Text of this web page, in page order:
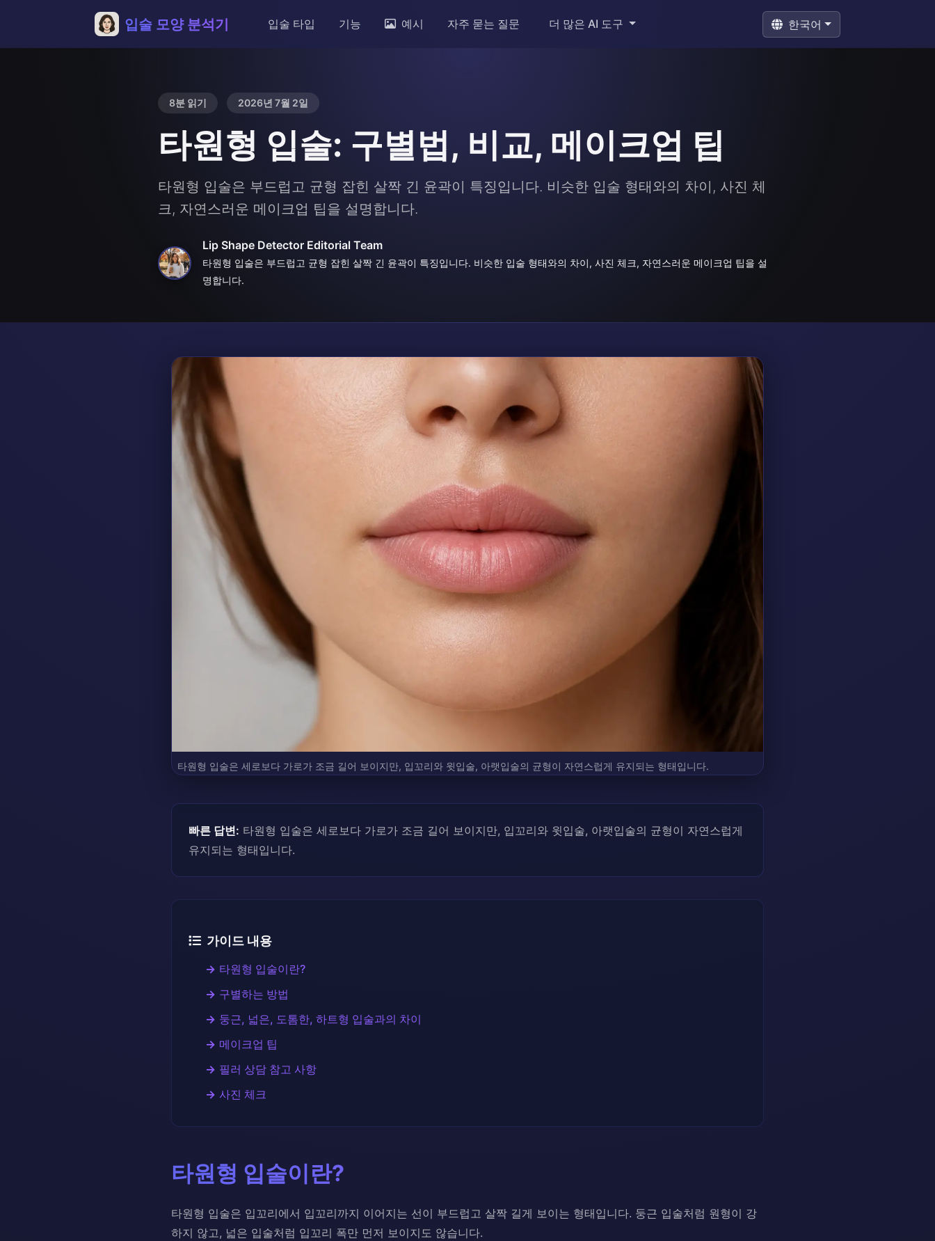
입술 모양 분석기 입술 타입 기능 예시 자주 묻는 질문 더 많은 AI 도구 한국어
8분 읽기 2026년 7월 2일
타원형 입술: 구별법, 비교, 메이크업 팁
타원형 입술은 부드럽고 균형 잡힌 살짝 긴 윤곽이 특징입니다. 비슷한 입술 형태와의 차이, 사진 체
크, 자연스러운 메이크업 팁을 설명합니다.
Lip Shape Detector Editorial Team
타원형 입술은 부드럽고 균형 잡힌 살짝 긴 윤곽이 특징입니다. 비슷한 입술 형태와의 차이, 사진 체크, 자연스러운 메이크업 팁을 설
명합니다.
타원형 입술은 세로보다 가로가 조금 길어 보이지만, 입꼬리와 윗입술, 아랫입술의 균형이 자연스럽게 유지되는 형태입니다.
빠른 답변: 타원형 입술은 세로보다 가로가 조금 길어 보이지만, 입꼬리와 윗입술, 아랫입술의 균형이 자연스럽게
유지되는 형태입니다.
가이드 내용
타원형 입술이란?
구별하는 방법
둥근, 넓은, 도톰한, 하트형 입술과의 차이
메이크업 팁
필러 상담 참고 사항
사진 체크
타원형 입술이란?
타원형 입술은 입꼬리에서 입꼬리까지 이어지는 선이 부드럽고 살짝 길게 보이는 형태입니다. 둥근 입술처럼 원형이 강
하지 않고, 넓은 입술처럼 입꼬리 폭만 먼저 보이지도 않습니다.